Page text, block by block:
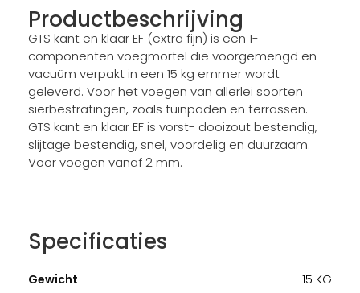
Productbeschrijving
GTS kant en klaar EF (extra fijn) is een 1-
componenten voegmortel die voorgemengd en
vacuüm verpakt in een 15 kg emmer wordt
geleverd. Voor het voegen van allerlei soorten
sierbestratingen, zoals tuinpaden en terrassen.
GTS kant en klaar EF is vorst- dooizout bestendig,
slijtage bestendig, snel, voordelig en duurzaam.
Voor voegen vanaf 2 mm.
Specificaties
Gewicht 15 KG